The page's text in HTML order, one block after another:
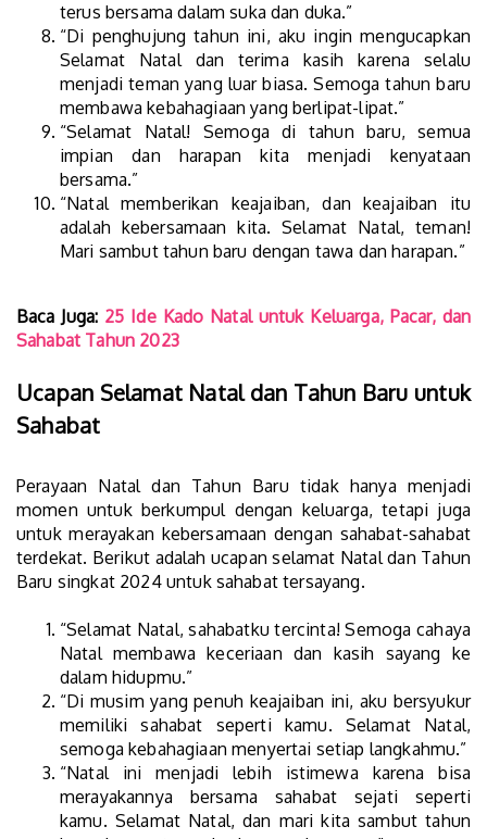
terus bersama dalam suka dan duka.”
“Di penghujung tahun ini, aku ingin mengucapkan
Selamat Natal dan terima kasih karena selalu
menjadi teman yang luar biasa. Semoga tahun baru
membawa kebahagiaan yang berlipat-lipat.”
“Selamat Natal! Semoga di tahun baru, semua
impian dan harapan kita menjadi kenyataan
bersama.”
“Natal memberikan keajaiban, dan keajaiban itu
adalah kebersamaan kita. Selamat Natal, teman!
Mari sambut tahun baru dengan tawa dan harapan.”
Baca Juga: 25 Ide Kado Natal untuk Keluarga, Pacar, dan
Sahabat Tahun 2023
Ucapan Selamat Natal dan Tahun Baru untuk
Sahabat
Perayaan Natal dan Tahun Baru tidak hanya menjadi
momen untuk berkumpul dengan keluarga, tetapi juga
untuk merayakan kebersamaan dengan sahabat-sahabat
terdekat. Berikut adalah ucapan selamat Natal dan Tahun
Baru singkat 2024 untuk sahabat tersayang.
“Selamat Natal, sahabatku tercinta! Semoga cahaya
Natal membawa keceriaan dan kasih sayang ke
dalam hidupmu.”
“Di musim yang penuh keajaiban ini, aku bersyukur
memiliki sahabat seperti kamu. Selamat Natal,
semoga kebahagiaan menyertai setiap langkahmu.”
“Natal ini menjadi lebih istimewa karena bisa
merayakannya bersama sahabat sejati seperti
kamu. Selamat Natal, dan mari kita sambut tahun